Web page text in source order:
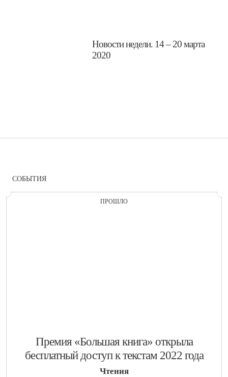
​Новости недели. 14 – 20 марта
2020
СОБЫТИЯ
ПРОШЛО
​Премия «Большая книга» открыла
бесплатный доступ к текстам 2022 года
Чтения